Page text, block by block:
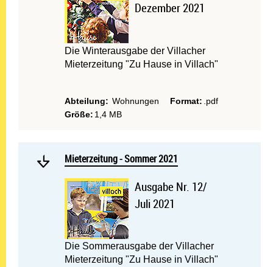
Dezember 2021
Die Winterausgabe der Villacher
Mieterzeitung "Zu Hause in Villach"
Abteilung: Wohnungen Format: .pdf
Größe: 1,4 MB
Mehr lesen: Mieterzeitung
Mieterzeitung - Sommer 2021
Mieterzeitung - Sommer 2021
Ausgabe Nr. 12/
Juli 2021
Die Sommerausgabe der Villacher
Mieterzeitung "Zu Hause in Villach"